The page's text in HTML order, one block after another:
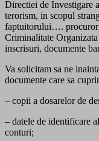
Directiei de Investigare
terorism, in scopul
faptuitorului….
Criminalitate
inscrisuri, documente
Va solicitam sa ne
documente care sa
– copii a dosarelor de
– datele de identificare
conturi;